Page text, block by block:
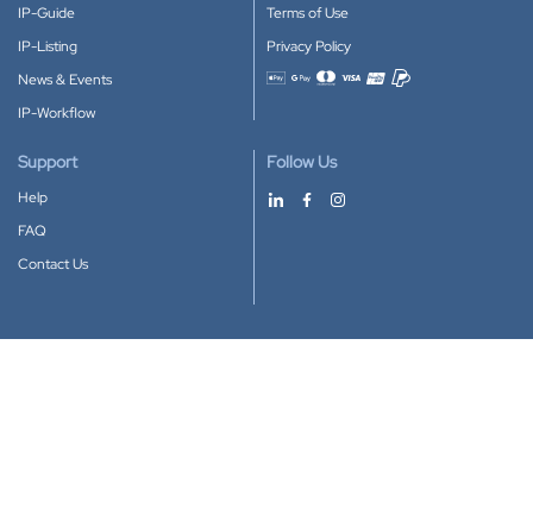
IP-Guide
IP-Listing
News & Events
IP-Workflow
Terms of Use
Privacy Policy
Accepted payment methods
Support
Help
FAQ
Contact Us
Follow Us